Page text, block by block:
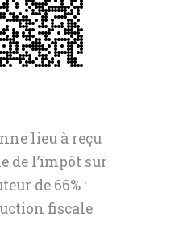
lieu à reçu
de l’impôt sur
de 66% :
fiscale